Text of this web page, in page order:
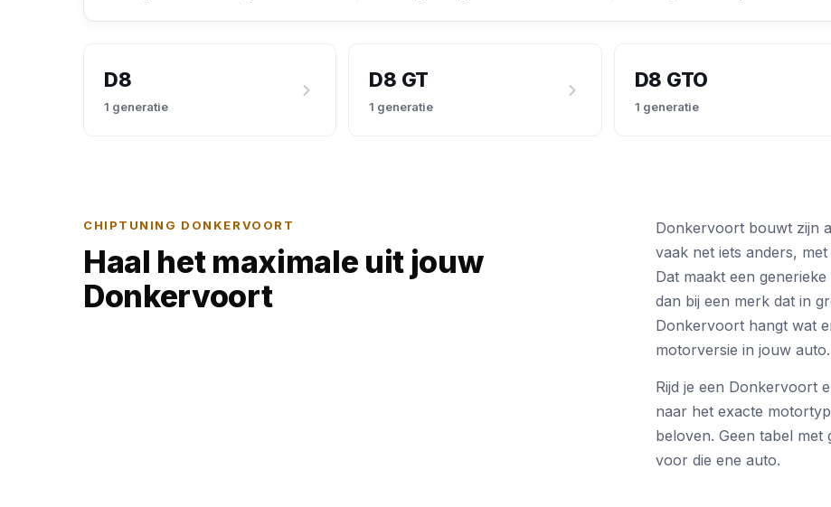
D8
1 generatie
D8 GT
1 generatie
D8 GTO
1 generatie
CHIPTUNING DONKERVOORT
Haal het maximale uit jouw
Donkervoort
Donkervoort bouwt zijn
vaak net iets anders,
Dat maakt een
dan bij een merk dat in
Donkervoort hangt wat
motorversie in jouw auto.
Rijd je een Donkervoort
naar het exacte
beloven. Geen tabel met
voor die ene auto.